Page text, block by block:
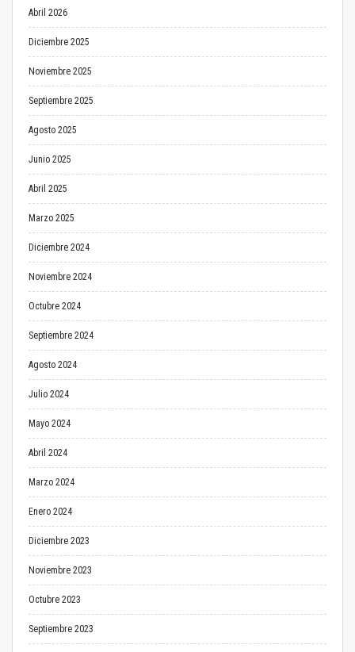
Abril 2026
Diciembre 2025
Noviembre 2025
Septiembre 2025
Agosto 2025
Junio 2025
Abril 2025
Marzo 2025
Diciembre 2024
Noviembre 2024
Octubre 2024
Septiembre 2024
Agosto 2024
Julio 2024
Mayo 2024
Abril 2024
Marzo 2024
Enero 2024
Diciembre 2023
Noviembre 2023
Octubre 2023
Septiembre 2023